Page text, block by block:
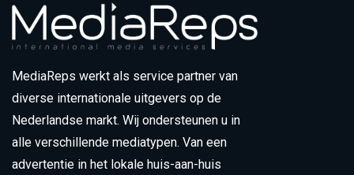
MediaReps werkt als service partner van
diverse internationale uitgevers op de
Nederlandse markt. Wij ondersteunen u in
alle verschillende mediatypen. Van een
advertentie in het lokale huis-aan-huis